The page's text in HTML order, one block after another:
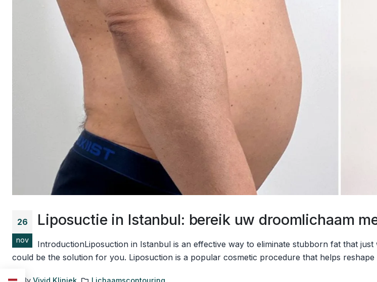
26
nov
Liposuctie in Istanbul: bereik uw droomlichaam
IntroductionLiposuction in Istanbul is an effective way to eliminate stubborn fat that
could be the solution for you. Liposuction is a popular cosmetic procedure that helps
ByVivid Kliniek Lichaamscontouring